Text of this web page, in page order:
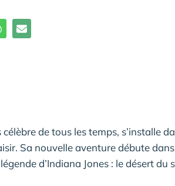
de tous les temps, s’installe
Sa nouvelle aventure débute
d’Indiana Jones : le désert du